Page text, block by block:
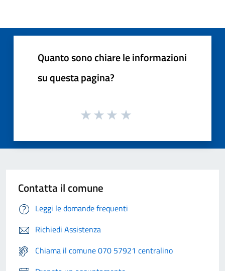
Quanto sono chiare le informazioni
su questa pagina?
Contatta il comune
Leggi le domande frequenti
Richiedi Assistenza
Chiama il comune 070 57921 centralino